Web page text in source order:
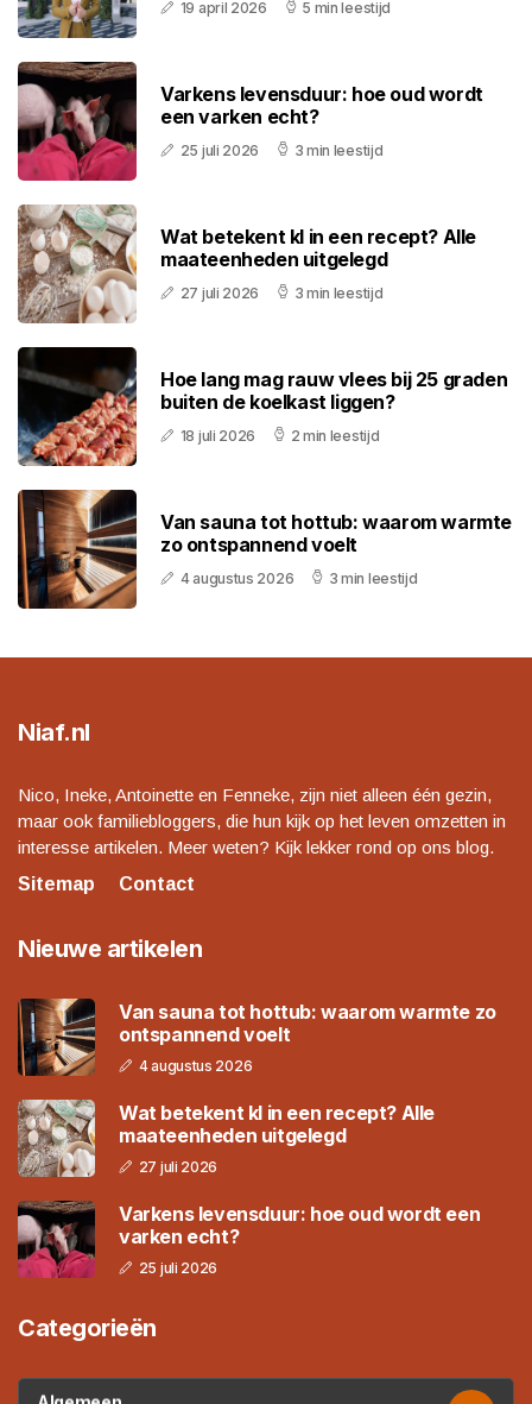
19 april 2026 5 min leestijd
Varkens levensduur: hoe oud wordt
een varken echt?
25 juli 2026 3 min leestijd
Wat betekent kl in een recept? Alle
maateenheden uitgelegd
27 juli 2026 3 min leestijd
Hoe lang mag rauw vlees bij 25 graden
buiten de koelkast liggen?
18 juli 2026 2 min leestijd
Van sauna tot hottub: waarom warmte
zo ontspannend voelt
4 augustus 2026 3 min leestijd
Niaf.nl
Nico, Ineke, Antoinette en Fenneke, zijn niet alleen één gezin,
maar ook familiebloggers, die hun kijk op het leven omzetten in
interesse artikelen. Meer weten? Kijk lekker rond op ons blog.
Sitemap
Contact
Nieuwe artikelen
Van sauna tot hottub: waarom warmte zo
ontspannend voelt
4 augustus 2026
Wat betekent kl in een recept? Alle
maateenheden uitgelegd
27 juli 2026
Varkens levensduur: hoe oud wordt een
varken echt?
25 juli 2026
Categorieën